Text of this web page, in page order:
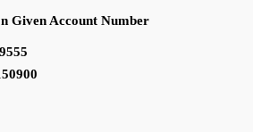
Given Account Number